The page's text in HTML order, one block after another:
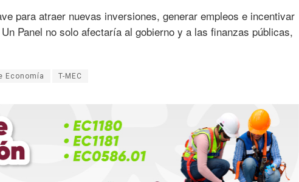
para atraer nuevas inversiones, generar empleos e incentivar
Panel no solo afectaría al gobierno y a las finanzas públicas,
Economía T-MEC